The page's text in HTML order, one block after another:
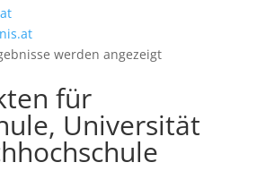
werden angezeigt
für
Universität